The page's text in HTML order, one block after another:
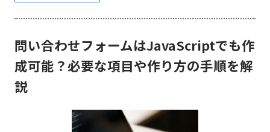
問い合わせフォームはJavaScriptでも作
成可能？必要な項目や作り方の手順を解
説